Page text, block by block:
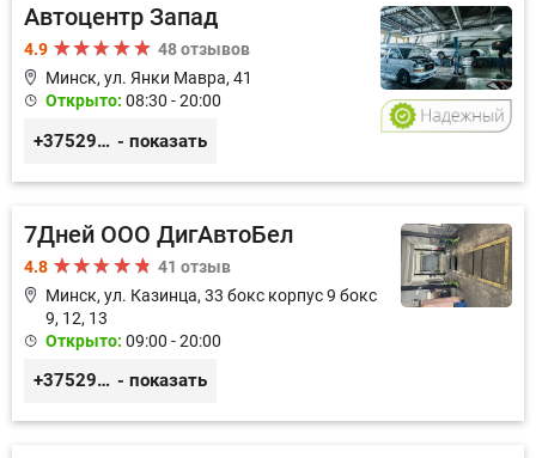
Автоцентр Запад
4.9
48 отзывов
Минск, ул. Янки Мавра, 41
Открыто: 08:30 - 20:00
+375299579797 - показать
7Дней ООО ДигАвтоБел
4.8
41 отзыв
Минск, ул. Казинца, 33 бокс корпус 9 бокс
9, 12, 13
Открыто: 09:00 - 20:00
+375296518100 - показать